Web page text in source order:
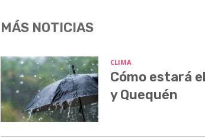
MÁS NOTICIAS
CLIMA
Cómo estará
y Quequén